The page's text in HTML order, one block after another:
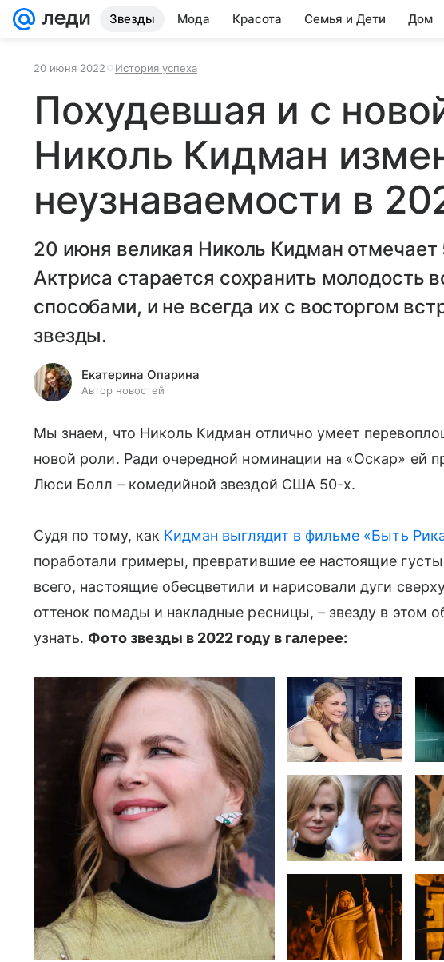
Звезды Мода Красота Семья и Дети Дом
20 июня 2022 История успеха
Похудевшая и с
Николь Кидман
неузнаваемости в
20 июня великая Николь Кидман
Актриса старается сохранить молодость
способами, и не всегда их с восторгом
звезды.
Екатерина Опарина
Автор новостей
Мы знаем, что Николь Кидман отлично умеет
новой роли. Ради очередной номинации на «Оскар» ей
Люси Болл – комедийной звездой США 50-х.
Судя по тому, как Кидман выглядит в фильме «Быть
поработали гримеры, превратившие ее настоящие
всего, настоящие обесцветили и нарисовали дуги
оттенок помады и накладные ресницы, – звезду в этом
узнать. Фото звезды в 2022 году в галерее: